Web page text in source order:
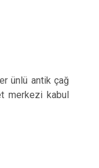
ünlü antik çağ
merkezi kabul